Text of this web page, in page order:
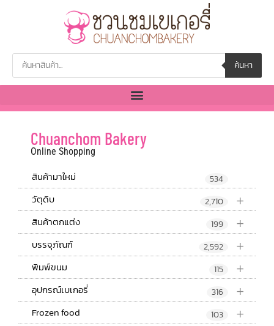
ค้นหา
Chuanchom Bakery
Online Shopping
สินค้ามาใหม่ 534
+
วัตุดิบ 2,710
+
สินค้าตกแต่ง 199
+
บรรจุภัณฑ์ 2,592
+
พิมพ์ขนม 115
+
อุปกรณ์เบเกอรี่ 316
+
Frozen food 103